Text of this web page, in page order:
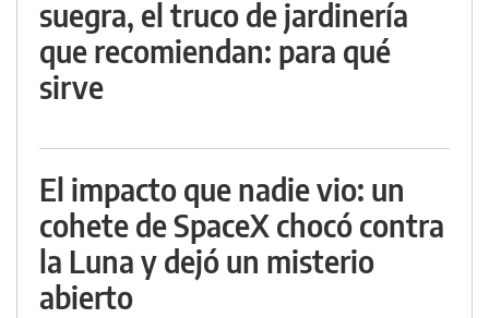
suegra, el truco de jardinería
que recomiendan: para qué
sirve
El impacto que nadie vio: un
cohete de SpaceX chocó contra
la Luna y dejó un misterio
abierto